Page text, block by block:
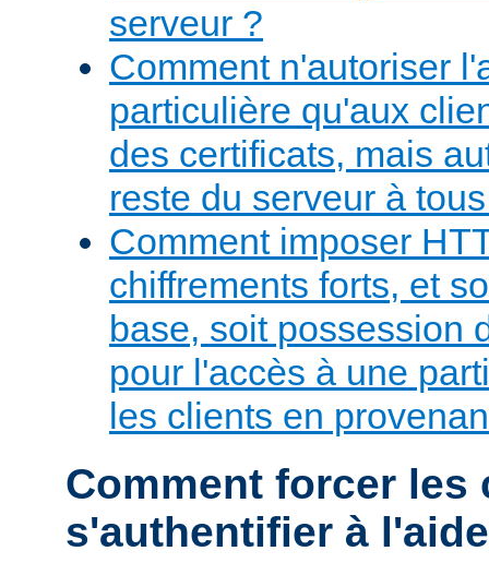
serveur ?
Comment n'autoriser
particulière qu'aux
des certificats, mais
reste du serveur à
Comment imposer
chiffrements forts, et
base, soit possession
pour l'accès à une
les clients en
Comment forcer les
s'authentifier à